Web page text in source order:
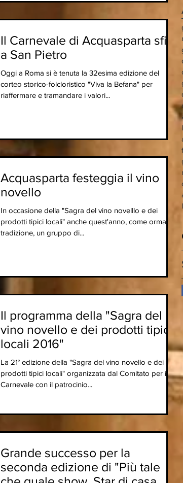
Il Carnevale di Acquasparta sfila
a San Pietro
Oggi a Roma si è tenuta la 32esima edizione del
corteo storico-folcloristico "Viva la Befana" per
riaffermare e tramandare i valori...
Acquasparta festeggia il vino
novello
In occasione della "Sagra del vino novelllo e dei
prodotti tipici locali" anche quest'anno, come ormai da
tradizione, un gruppo di...
Il programma della "Sagra del
vino novello e dei prodotti tipici
locali 2016"
La 21° edizione della "Sagra del vino novello e dei
prodotti tipici locali" organizzata dal Comitato per il
Carnevale con il patrocinio...
Grande successo per la
seconda edizione di "Più tale